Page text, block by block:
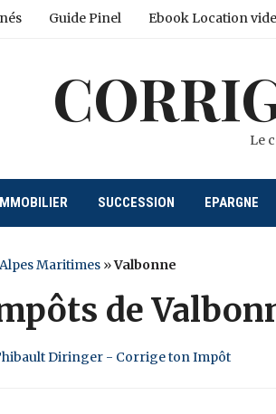
Guide Pinel Ebook Location vide
Le
SUCCESSION EPARGNE
Alpes Maritimes»Valbonne
de
Diringer - Corrige ton Impôt